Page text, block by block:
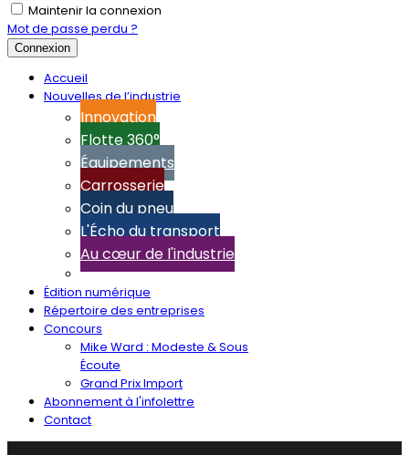
Maintenir la connexion
Mot de passe perdu ?
Connexion
Accueil
Nouvelles de l’industrie
Innovation
Flotte 360°
Équipements
Carrosserie
Coin du pneu
L'Écho du transport
Au cœur de l'industrie
Édition numérique
Répertoire des entreprises
Concours
Mike Ward : Modeste & Sous
Écoute
Grand Prix Import
Abonnement à l'infolettre
Contact